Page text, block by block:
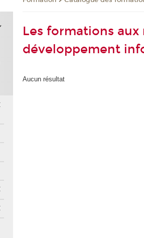
Les formations
développement
Aucun résultat